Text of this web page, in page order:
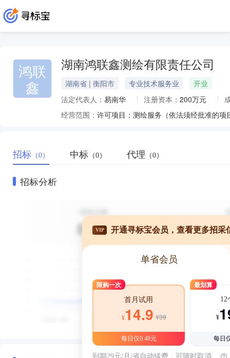
鸿联
鑫
湖南鸿联鑫测绘有限责任公司
湖南省 | 衡阳市 专业技术服务业
开业
法定代表人： 易南华 注册资本： 200万元
经营范围：
招标 （0） 中标 （0） 代理 （0）
招标分析
VIP 开通寻标宝会员，查看更多招采
单省会员
限购一次
首月试用
¥14.9 ¥39
每日仅0.48元
最划算
12
¥
每日
到期29元/月/省自动续费，可随时取消。